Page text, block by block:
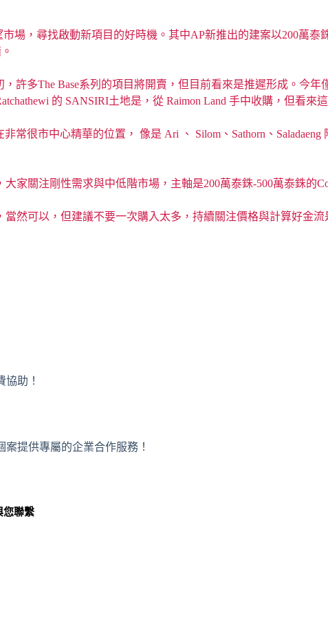
場，尋找啟動新項目的好時機。其中AP新推出的建案以200萬泰
許多The Base系列的項目將開賣，但目前看來是推遲形成。今
的 SANSIRI土地是，從 Raimon Land 手中收購，但看來
常很市中心精華的位置， 像是 Ari 、 Silom、Sathorn、
家關注剛性需求與中低階市場，主軸是200萬泰銖-500萬泰銖的
然可以，但建議不要一次購入太多，持續關注價格與計算好金流
助！
提供專屬的企業合作服務！
您聯繫